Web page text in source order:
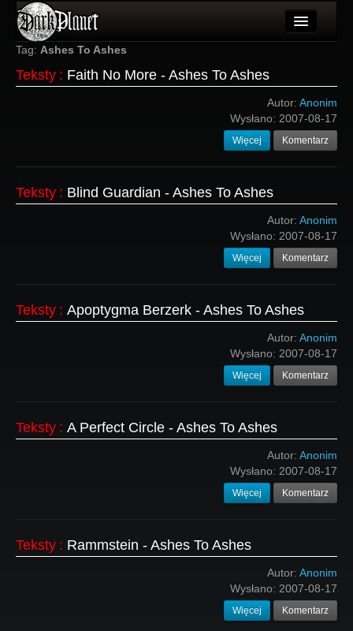
Artykuły
Użytkownicy
Więcej
Tag: Ashes To Ashes
Teksty : Faith No More - Ashes To Ashes
Autor: Anonim
Wysłano: 2007-08-17
Więcej Komentarz
Teksty : Blind Guardian - Ashes To Ashes
Autor: Anonim
Wysłano: 2007-08-17
Więcej Komentarz
Teksty : Apoptygma Berzerk - Ashes To Ashes
Autor: Anonim
Wysłano: 2007-08-17
Więcej Komentarz
Teksty : A Perfect Circle - Ashes To Ashes
Autor: Anonim
Wysłano: 2007-08-17
Więcej Komentarz
Teksty : Rammstein - Ashes To Ashes
Autor: Anonim
Wysłano: 2007-08-17
Więcej Komentarz